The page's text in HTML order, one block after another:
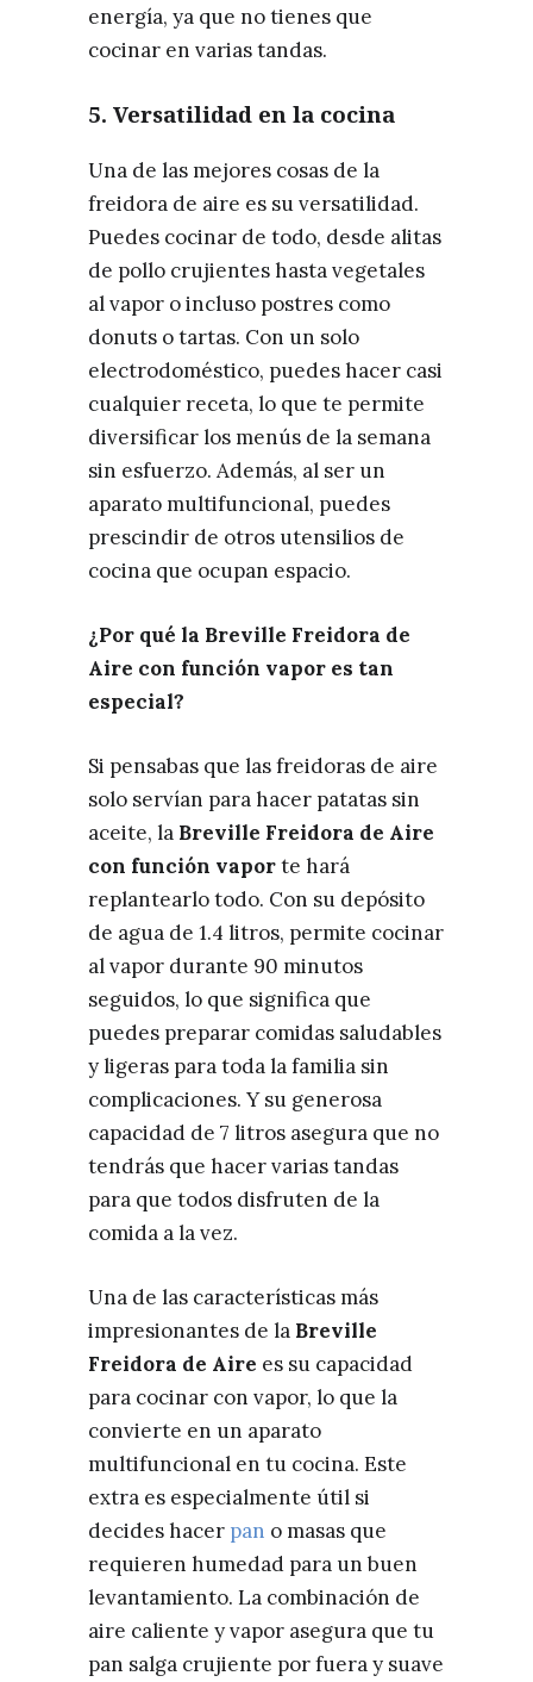
energía, ya que no tienes que
cocinar en varias tandas.
5. Versatilidad en la cocina
Una de las mejores cosas de la
freidora de aire es su versatilidad.
Puedes cocinar de todo, desde alitas
de pollo crujientes hasta vegetales
al vapor o incluso postres como
donuts o tartas. Con un solo
electrodoméstico, puedes hacer casi
cualquier receta, lo que te permite
diversificar los menús de la semana
sin esfuerzo. Además, al ser un
aparato multifuncional, puedes
prescindir de otros utensilios de
cocina que ocupan espacio.
¿Por qué la Breville Freidora de
Aire con función vapor es tan
especial?
Si pensabas que las freidoras de aire
solo servían para hacer patatas sin
aceite, la Breville Freidora de Aire
con función vaporte hará
replantearlo todo. Con su depósito
de agua de 1.4 litros, permite cocinar
al vapor durante 90 minutos
seguidos, lo que significa que
puedes preparar comidas saludables
y ligeras para toda la familia sin
complicaciones. Y su generosa
capacidad de 7 litros asegura que no
tendrás que hacer varias tandas
para que todos disfruten de la
comida a la vez.
Una de las características más
impresionantes de la Breville
Freidora de Aire es su capacidad
para cocinar con vapor, lo que la
convierte en un aparato
multifuncional en tu cocina. Este
extra es especialmente útil si
decides hacer pan o masas que
requieren humedad para un buen
levantamiento. La combinación de
aire caliente y vapor asegura que tu
pan salga crujiente por fuera y suave